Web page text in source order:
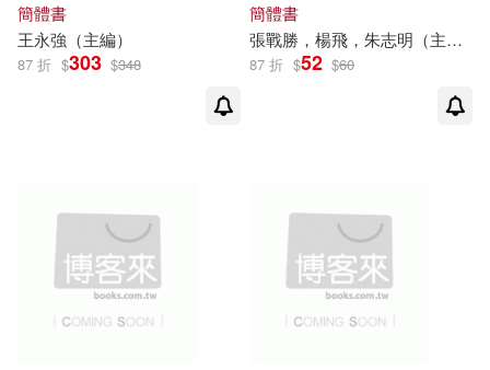
簡體書
王永強（主編）
87 折 $303 $348
簡體書
張戰勝，楊飛，朱志明（主編）
87 折 $52 $60